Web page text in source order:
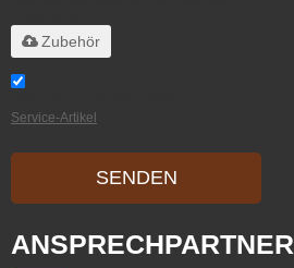
Zubehör
Service-Artikel
SENDEN
ANSPRECHPARTNER